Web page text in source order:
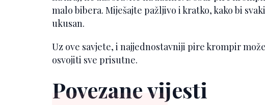
malo bibera. Miješajte pažljivo i kratko, kako bi
ukusan.
Uz ove savjete, i najjednostavniji pire krompir
osvojiti sve prisutne.
Povezane vijesti